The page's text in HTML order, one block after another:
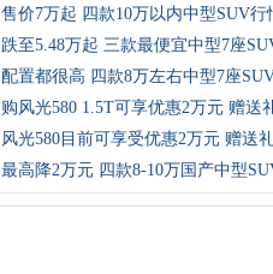
售价7万起 四款10万以内中型SUV行
跌至5.48万起 三款最便宜中型7座
配置都很高 四款8万左右中型7座
购风光580 1.5T可享优惠2万元 赠送
风光580目前可享受优惠2万元 赠送
最高降2万元 四款8-10万国产中型